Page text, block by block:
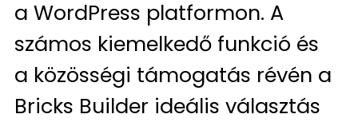
a WordPress platformon. A
számos kiemelkedő funkció és
a közösségi támogatás révén a
Bricks Builder ideális választás